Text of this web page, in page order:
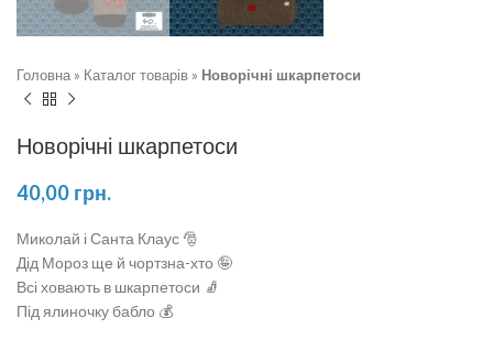
Головна » Каталог товарів » Новорічні шкарпетоси
Новорічні шкарпетоси
40,00 грн.
Миколай і Санта Клаус 🎅
Дід Мороз ще й чортзна-хто 🤪
Всі ховають в шкарпетоси 🧦
Під ялиночку бабло 💰